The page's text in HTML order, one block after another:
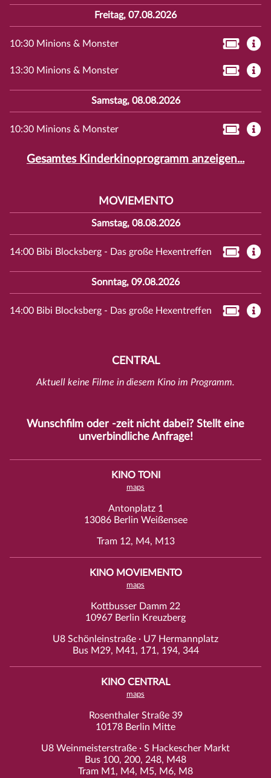
Freitag, 07.08.2026
10:30 Minions & Monster
13:30 Minions & Monster
Samstag, 08.08.2026
10:30 Minions & Monster
Gesamtes Kinderkinoprogramm anzeigen...
MOVIEMENTO
Samstag, 08.08.2026
14:00 Bibi Blocksberg - Das große Hexentreffen
Sonntag, 09.08.2026
14:00 Bibi Blocksberg - Das große Hexentreffen
CENTRAL
Aktuell keine Filme in diesem Kino im Programm.
Wunschfilm oder -zeit nicht dabei? Stellt eine
unverbindliche Anfrage!
KINO TONI
maps
Antonplatz 1
13086 Berlin Weißensee
Tram 12, M4, M13
KINO MOVIEMENTO
maps
Kottbusser Damm 22
10967 Berlin Kreuzberg
U8 Schönleinstraße · U7 Hermannplatz
Bus M29, M41, 171, 194, 344
KINO CENTRAL
maps
Rosenthaler Straße 39
10178 Berlin Mitte
U8 Weinmeisterstraße · S Hackescher Markt
Bus 100, 200, 248, M48
Tram M1, M4, M5, M6, M8